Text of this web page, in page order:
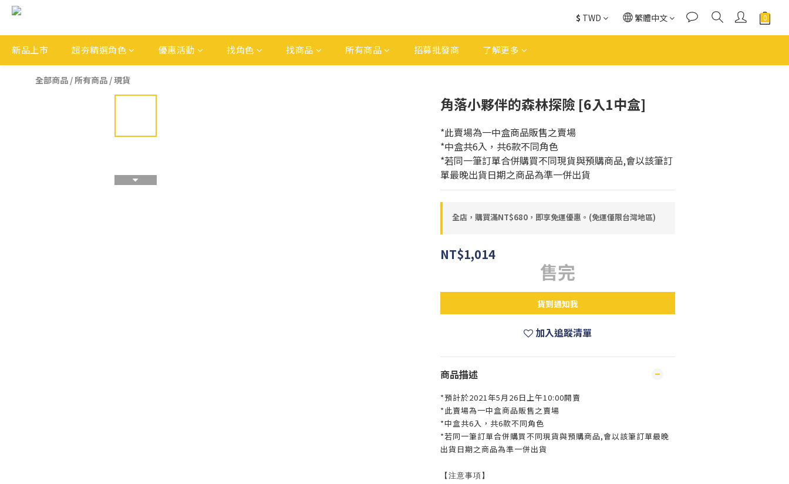
$ TWD 繁體中文
新品上市 超夯精選角色 優惠活動 找角色 找商品 所有商品 招募批發商 了解更多
全部商品 /所有商品 /現貨
角落小夥伴的森林探險 [6入1中盒]
*此賣場為一中盒商品販售之賣場
*中盒共6入，共6款不同角色
*若同一筆訂單合併購買不同現貨與預購商品,會以該筆訂
單最晚出貨日期之商品為準一併出貨
全店，購買滿NT$680，即享免運優惠。(免運僅限台灣地區)
NT$1,014
售完
貨到通知我
加入追蹤清單
商品描述
*預計於2021年5月26日上午10:00開賣
*此賣場為一中盒商品販售之賣場
*中盒共6入，共6款不同角色
*若同一筆訂單合併購買不同現貨與預購商品,會以該筆訂單最晚
出貨日期之商品為準一併出貨
【注意事項】